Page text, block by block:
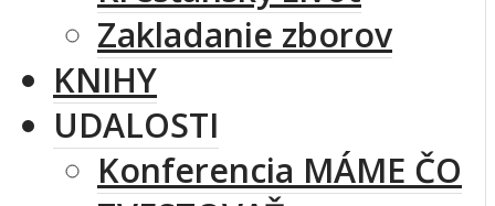
Zakladanie zborov
KNIHY
UDALOSTI
Konferencia MÁME ČO